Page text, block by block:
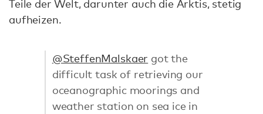
Teile der Welt, darunter auch die Arktis, stetig
aufheizen.
@SteffenMalskaer got the
difficult task of retrieving our
oceanographic moorings and
weather station on sea ice in